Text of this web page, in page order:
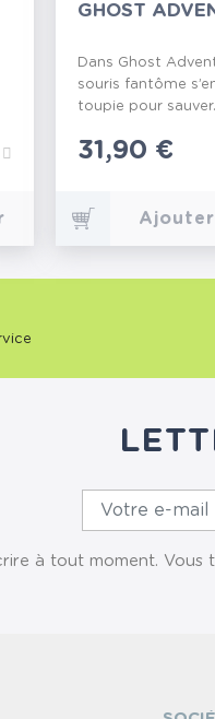
GHOST
Dans Ghost
souris fantôme
toupie pour
Prix
31,90 €
à tout moment.